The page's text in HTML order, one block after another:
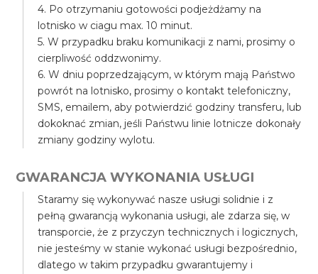
4. Po otrzymaniu gotowości podjeżdżamy na
lotnisko w ciagu max. 10 minut.
5. W przypadku braku komunikacji z nami, prosimy o
cierpliwość oddzwonimy.
6. W dniu poprzedzającym, w którym mają Państwo
powrót na lotnisko, prosimy o kontakt telefoniczny,
SMS, emailem, aby potwierdzić godziny transferu, lub
dokoknać zmian, jeśli Państwu linie lotnicze dokonały
zmiany godziny wylotu.
GWARANCJA WYKONANIA USŁUGI
Staramy się wykonywać nasze usługi solidnie i z
pełną gwarancją wykonania usługi, ale zdarza się, w
transporcie, że z przyczyn technicznych i logicznych,
nie jesteśmy w stanie wykonać usługi bezpośrednio,
dlatego w takim przypadku gwarantujemy i